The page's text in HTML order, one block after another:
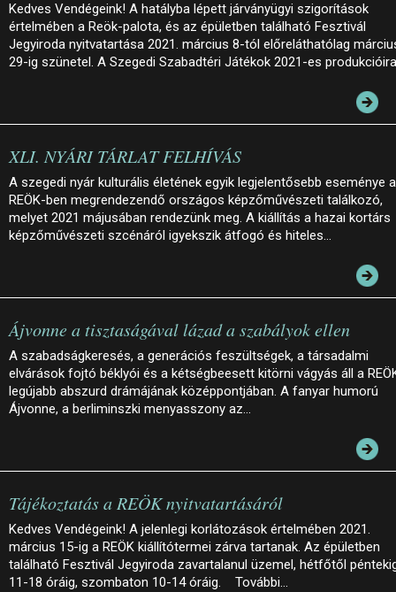
Kedves Vendégeink! A hatályba lépett járványügyi szigorítások
értelmében a Reök-palota, és az épületben található Fesztivál
Jegyiroda nyitvatartása 2021. március 8-tól előreláthatólag
29-ig szünetel. A Szegedi Szabadtéri Játékok 2021-es
XLI. NYÁRI TÁRLAT FELHÍVÁS
A szegedi nyár kulturális életének egyik legjelentősebb eseménye a
REÖK-ben megrendezendő országos képzőművészeti találkozó,
melyet 2021 májusában rendezünk meg. A kiállítás a hazai kortárs
képzőművészeti szcénáról igyekszik átfogó és hiteles…
Ájvonne a tisztaságával lázad a szabályok ellen
A szabadságkeresés, a generációs feszültségek, a társadalmi
elvárások fojtó béklyói és a kétségbeesett kitörni vágyás áll a
legújabb abszurd drámájának középpontjában. A fanyar humorú
Ájvonne, a berliminszki menyasszony az…
Tájékoztatás a REÖK nyitvatartásáról
Kedves Vendégeink! A jelenlegi korlátozások értelmében 2021.
március 15-ig a REÖK kiállítótermei zárva tartanak. Az épületben
található Fesztivál Jegyiroda zavartalanul üzemel, hétfőtől
11-18 óráig, szombaton 10-14 óráig. További…